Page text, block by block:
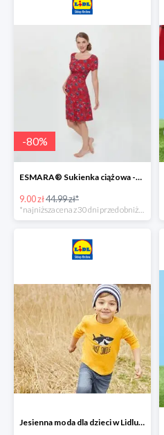
-80%
ESMARA® Sukienka ciążowa -79%
9.00 zł44.99 zł*
Jesienna moda dla dzieci w Lidlu Online do -30%